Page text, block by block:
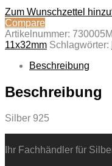
Zum Wunschzettel
Compare
Artikelnummer:
11x32mm Schlagwörter:
Beschreibung
Beschreibung
Silber 925
Ihr Fachhändler für